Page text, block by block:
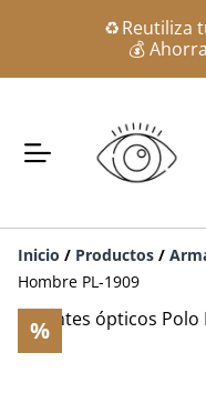
♻️ Reutiliza
💰
Inicio / Productos /
Hombre PL-1909
%